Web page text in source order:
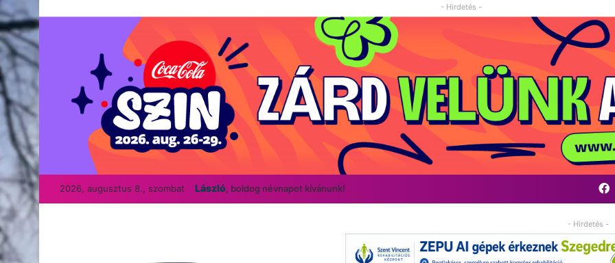
- Hirdetés -
2026, augusztus 8., szombat László, boldog névnapot kívánunk!
- Hirdetés -